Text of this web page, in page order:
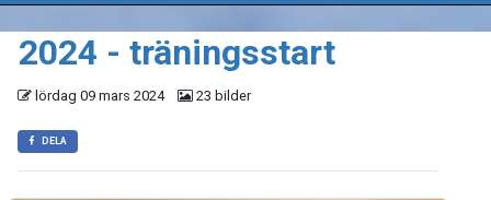
2024 - träningsstart
lördag 09 mars 2024 23 bilder
DELA